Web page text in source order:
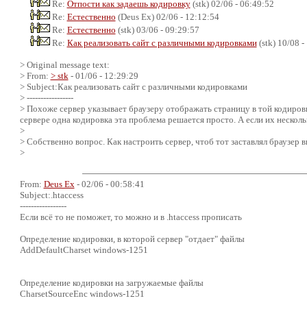
Re: Отпости как задаешь кодировку(stk) 02/06 - 06:49:52
Re: Естественно (Deus Ex) 02/06 - 12:12:54
Re: Естественно (stk) 03/06 - 09:29:57
Re: Как реализовать сайт с различными кодировками(stk) 10/08 -
> Original message text:
> From: > stk - 01/06 - 12:29:29
> Subject:Как реализовать сайт с различными кодировками
> -----------------
> Похоже сервер указывает браузеру отображать страницу в той
сервере одна кодировка эта проблема решается просто. А если их
>
> Собственно вопрос. Как настроить сервер, чтоб тот заставлял браузер
>
From: Deus Ex - 02/06 - 00:58:41
Subject:.htaccess
-----------------
Если всё то не поможет, то можно и в .htaccess прописать
Определение кодировки, в которой сервер "отдает" файлы
AddDefaultCharset windows-1251
Определение кодировки на загружаемые файлы
CharsetSourceEnc windows-1251